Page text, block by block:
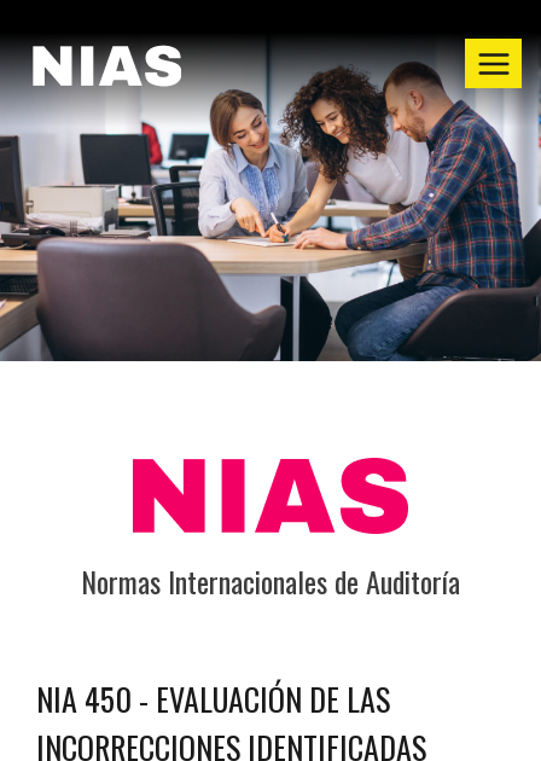
Normas Internacionales de Auditoría
NIA 450 - EVALUACIÓN DE LAS
INCORRECCIONES IDENTIFICADAS